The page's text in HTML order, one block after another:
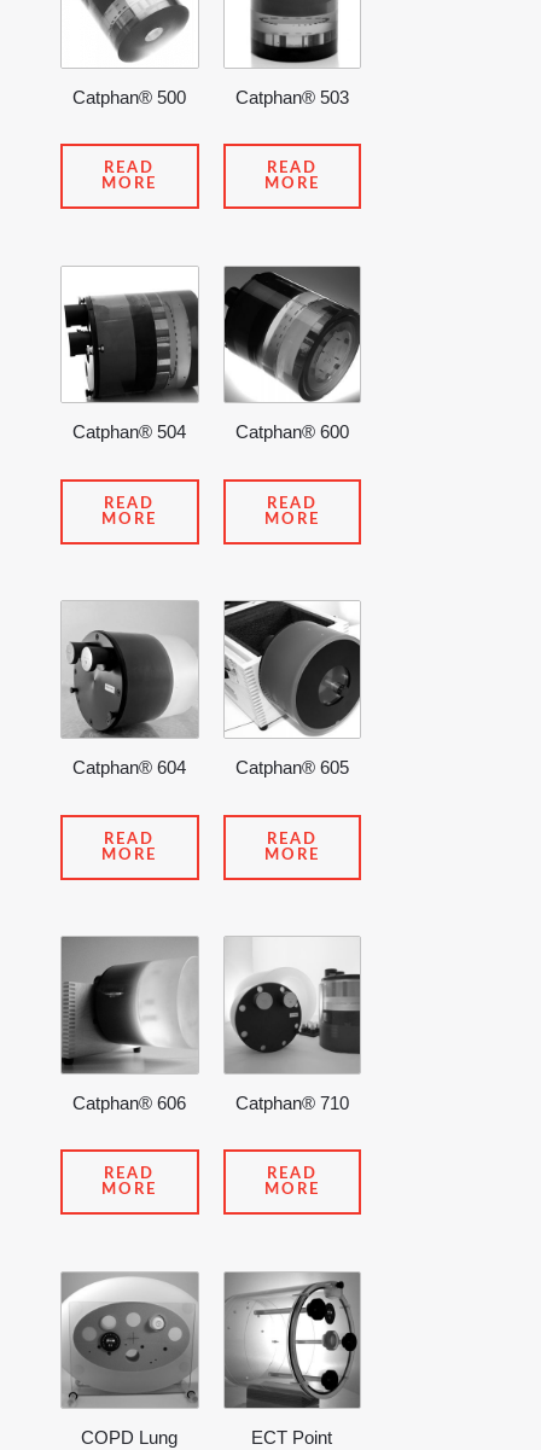
Catphan® 500
READ
MORE
Catphan® 503
READ
MORE
Catphan® 504
READ
MORE
Catphan® 600
READ
MORE
Catphan® 604
READ
MORE
Catphan® 605
READ
MORE
Catphan® 606
READ
MORE
Catphan® 710
READ
MORE
COPD Lung
ECT Point